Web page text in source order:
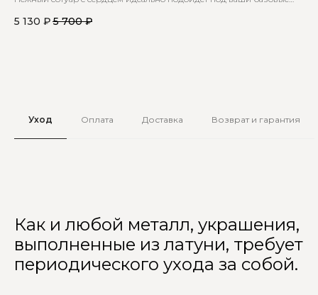
5 130 ₽ 5 700 ₽
Уход Оплата Доставка Возврат и гарантия
Как и любой металл, украшения,
выполненные из латуни, требует
периодического ухода за собой.